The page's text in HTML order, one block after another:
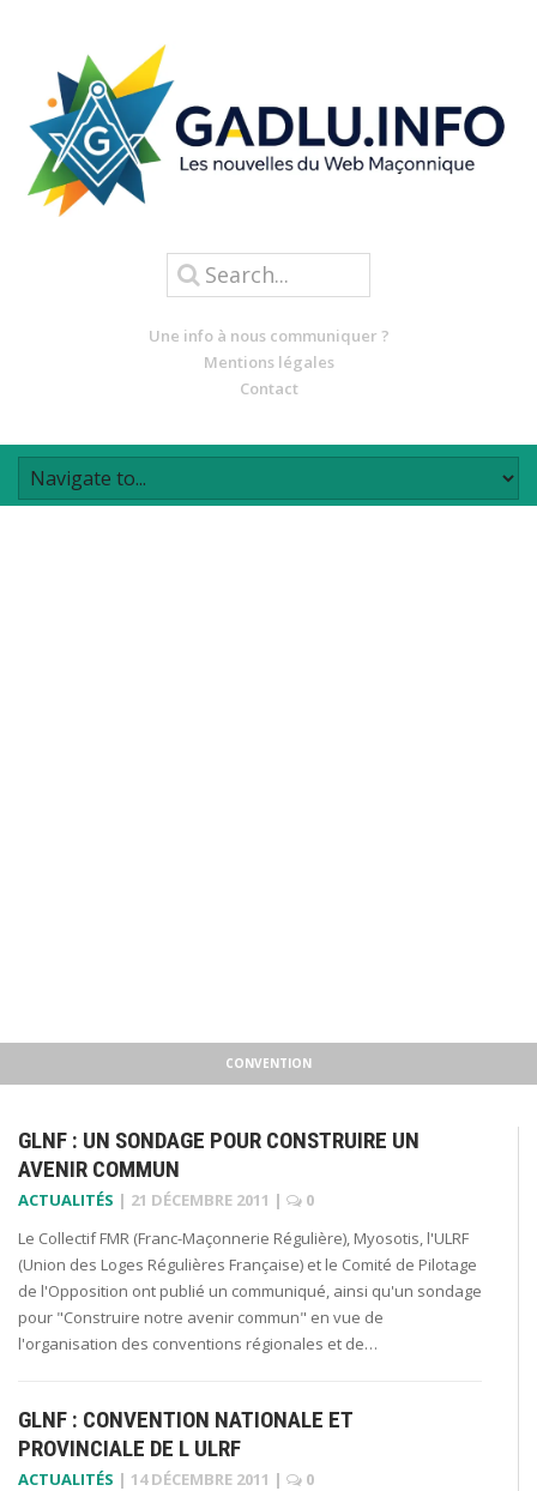
Une info à nous communiquer ?
Mentions légales
Contact
CONVENTION
GLNF : UN SONDAGE POUR CONSTRUIRE UN
AVENIR COMMUN
ACTUALITÉS | 21 DÉCEMBRE 2011 |
0
Le Collectif FMR (Franc-Maçonnerie Régulière), Myosotis, l'ULRF
(Union des Loges Régulières Française) et le Comité de Pilotage
de l'Opposition ont publié un communiqué, ainsi qu'un sondage
pour "Construire notre avenir commun" en vue de
l'organisation des conventions régionales et de…
GLNF : CONVENTION NATIONALE ET
PROVINCIALE DE L ULRF
ACTUALITÉS | 14 DÉCEMBRE 2011 |
0